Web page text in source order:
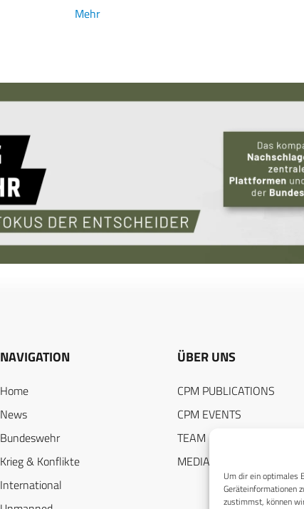
Um dir ein optimales
Geräteinformationen
zustimmst, können
Mehr
NAVIGATION
Home
News
Bundeswehr
Krieg & Konflikte
International
ÜBER UNS
CPM PUBLICATIONS
CPM EVENTS
TEAM
MEDIADATEN